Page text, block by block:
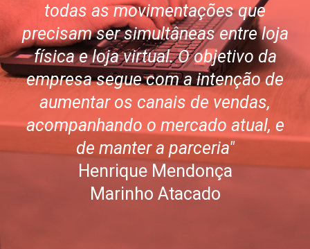
todas as movimentações que
precisam ser simultâneas entre loja
física e loja virtual. O objetivo da
empresa segue com a intenção de
aumentar os canais de vendas,
acompanhando o mercado atual, e
de manter a parceria"
Henrique Mendonça
Marinho Atacado